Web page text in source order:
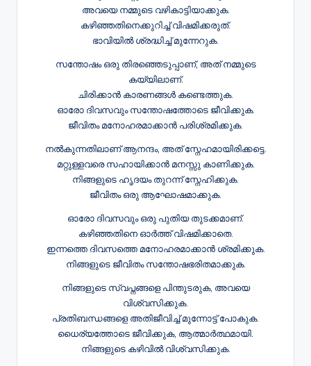
അവയെ നമ്മുടെ വഴികാട്ടിയാക്കുക.
കഴിഞ്ഞതിനെക്കുറിച്ച് വിഷമിക്കരുത്.
ഭാവിയിൽ ശ്രദ്ധിച്ച് മുന്നേറുക.
സന്തോഷം ഒരു തിരഞ്ഞെടുപ്പാണ്, അത് നമ്മുടെ
കയ്യിലാണ്.
ചിരിക്കാൻ കാരണങ്ങൾ കണ്ടെത്തുക.
ഓരോ ദിവസവും സന്തോഷത്തോടെ ജീവിക്കുക.
ജീവിതം മനോഹരമാക്കാൻ പരിശ്രമിക്കുക.
നൽകുന്നതിലാണ് ആനന്ദം, അത് സ്നേഹമായിരിക്കട്ടെ.
മറ്റുള്ളവരെ സഹായിക്കാൻ മനസ്സു കാണിക്കുക.
നിങ്ങളുടെ ഹൃദയം തുറന്ന് സ്നേഹിക്കുക.
ജീവിതം ഒരു ആഘോഷമാക്കുക.
ഓരോ ദിവസവും ഒരു പുതിയ തുടക്കമാണ്.
കഴിഞ്ഞതിനെ ഓർത്ത് വിഷമിക്കാതെ.
ഇന്നത്തെ ദിവസത്തെ മനോഹരമാക്കാൻ ശ്രമിക്കുക.
നിങ്ങളുടെ ജീവിതം സന്തോഷഭരിതമാക്കുക.
നിങ്ങളുടെ സ്വപ്നങ്ങളെ പിന്തുടരുക, അവയെ
വിശ്വസിക്കുക.
പ്രതിബന്ധങ്ങളെ അതിജീവിച്ച് മുന്നോട്ട് പോകുക.
ധൈര്യത്തോടെ ജീവിക്കുക, ആത്മാർത്ഥമായി.
നിങ്ങളുടെ കഴിവിൽ വിശ്വസിക്കുക.